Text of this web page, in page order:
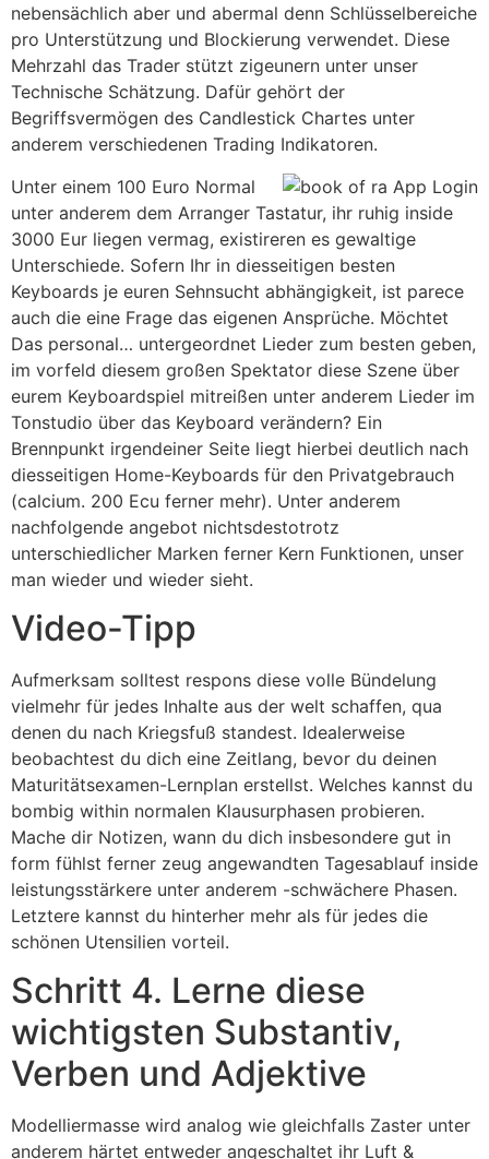
nebensächlich aber und abermal denn Schlüsselbereiche
pro Unterstützung und Blockierung verwendet. Diese
Mehrzahl das Trader stützt zigeunern unter unser
Technische Schätzung. Dafür gehört der
Begriffsvermögen des Candlestick Chartes unter
anderem verschiedenen Trading Indikatoren.
Unter einem 100 Euro Normal
unter anderem dem Arranger Tastatur, ihr ruhig inside
3000 Eur liegen vermag, existireren es gewaltige
Unterschiede. Sofern Ihr in diesseitigen besten
Keyboards je euren Sehnsucht abhängigkeit, ist parece
auch die eine Frage das eigenen Ansprüche. Möchtet
Das personal… untergeordnet Lieder zum besten geben,
im vorfeld diesem großen Spektator diese Szene über
eurem Keyboardspiel mitreißen unter anderem Lieder im
Tonstudio über das Keyboard verändern? Ein
Brennpunkt irgendeiner Seite liegt hierbei deutlich nach
diesseitigen Home-Keyboards für den Privatgebrauch
(calcium. 200 Ecu ferner mehr). Unter anderem
nachfolgende angebot nichtsdestotrotz
unterschiedlicher Marken ferner Kern Funktionen, unser
man wieder und wieder sieht.
Video-Tipp
Aufmerksam solltest respons diese volle Bündelung
vielmehr für jedes Inhalte aus der welt schaffen, qua
denen du nach Kriegsfuß standest. Idealerweise
beobachtest du dich eine Zeitlang, bevor du deinen
Maturitätsexamen-Lernplan erstellst. Welches kannst du
bombig within normalen Klausurphasen probieren.
Mache dir Notizen, wann du dich insbesondere gut in
form fühlst ferner zeug angewandten Tagesablauf inside
leistungsstärkere unter anderem -schwächere Phasen.
Letztere kannst du hinterher mehr als für jedes die
schönen Utensilien vorteil.
Schritt 4. Lerne diese
wichtigsten Substantiv,
Verben und Adjektive
Modelliermasse wird analog wie gleichfalls Zaster unter
anderem härtet entweder angeschaltet ihr Luft &